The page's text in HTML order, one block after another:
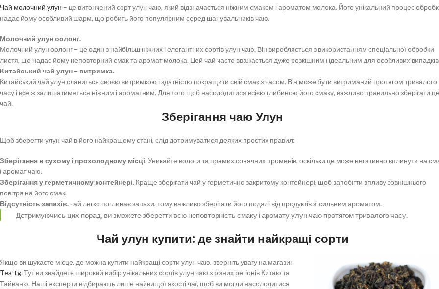
Чай молочний улун – це витончений сорт улун чаю, який відзначається ніжним смаком і ароматом молока. Його унікальний процес
надає йому особливий шарм, що робить його популярним серед шанувальників чаю.
Молочний улун оолонг.
Молочний улун оолонг – це один з найбільш ніжних і елегантних сортів улун чаю. Він виробляється з використанням спеціальної обробки
листя, що надає йому неповторний смак та аромат молока. Цей чай часто вважається дуже розкішним і ідеальним для особливих
Китайський чай улун – витримка.
Китайський чай улун славиться своєю витримкою і здатністю покращити свій смак з часом. Він може бути витриманий протягом тривалого
часу і все ж залишатиметься ніжним і ароматним. Для того щоб насолодитися всією глибиною його смаку, важливо правильно зберігати
чай.
Зберігання чаю Улун
Щоб зберегти улун чай в його найкращому стані, слід дотримуватися деяких простих правил:
Зберігання в сухому і прохолодному місці. Уникайте вологи та прямих сонячних променів, оскільки це може негативно вплинути на
і аромат чаю.
Зберігання у герметичному контейнері. Краще зберігати чай у герметично закритому контейнері, щоб запобігти впливу зовнішнього
повітря на його смак.
Відсутність запахів.чай легко поглинає запахи, тому важливо зберігати його подалі від продуктів зі сильним ароматом.
Дотримуючись цих порад, ви зможете зберегти всю неповторність смаку і аромату улун чаю протягом тривалого часу.
Чай улун купити: де знайти найкращі сорти
Якщо ви шукаєте місце, де можна купити найкращі сорти улун чаю, зверніть увагу на магазин
Tea-tg. Тут ви знайдете широкий вибір унікальних сортів улун чаю з різних регіонів Китаю та
Тайваню. Наші експерти відбирають лише найвищої якості чаї, щоб ви могли насолодитися